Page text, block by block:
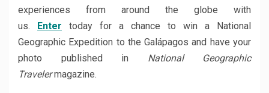
experiences from around the globe with
us. Enter
today for a chance to win a National
Geographic Expedition to the Galápagos and have your
photo published in National Geographic
Travelermagazine.